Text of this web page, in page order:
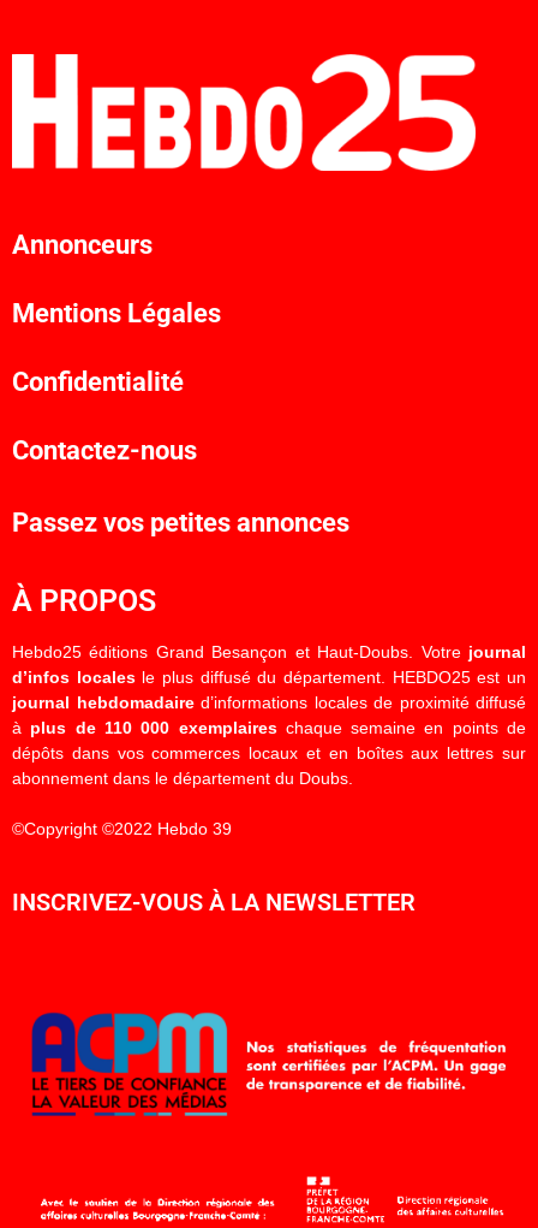
Annonceurs
Mentions Légales
Confidentialité
Contactez-nous
Passez vos petites annonces
À PROPOS
Hebdo25 éditions Grand Besançon et Haut-Doubs. Votre journal
d’infos localesle plus diffusé du département. HEBDO25 est un
journal hebdomadaired’informations locales de proximité diffusé
à plus de 110 000 exemplaireschaque semaine en points de
dépôts dans vos commerces locaux et en boîtes aux lettres sur
abonnement dans le département du Doubs.
©Copyright ©2022 Hebdo 39
INSCRIVEZ-VOUS À LA NEWSLETTER